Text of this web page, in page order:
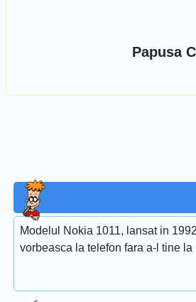
Papusa
Modelul Nokia 1011, lansat in
vorbeasca la telefon fara a-l tine